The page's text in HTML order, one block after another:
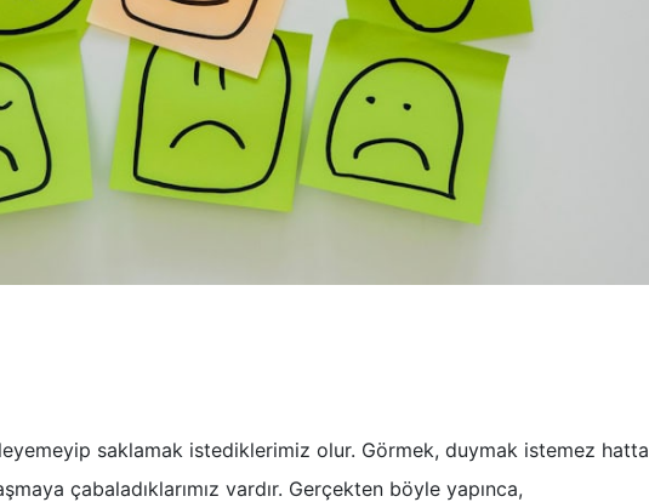
saklamak istediklerimiz olur. Görmek, duymak istemez hatta
çabaladıklarımız vardır. Gerçekten böyle yapınca,